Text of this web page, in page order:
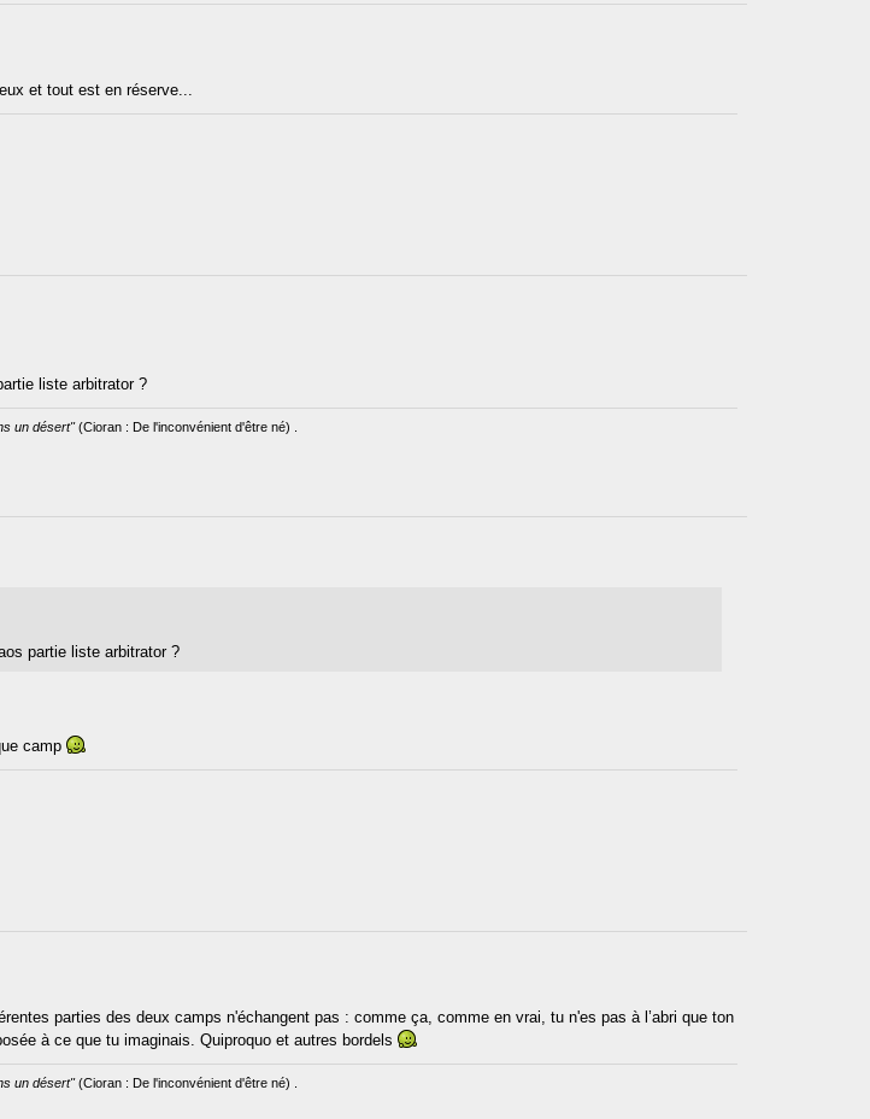
et tout est en réserve...
liste arbitrator ?
un désert"(Cioran : De l'inconvénient d'être né) .
partie liste arbitrator ?
camp
parties des deux camps n'échangent pas : comme ça, comme en vrai, tu n'es pas à l’abri que ton
à ce que tu imaginais. Quiproquo et autres bordels
un désert"(Cioran : De l'inconvénient d'être né) .